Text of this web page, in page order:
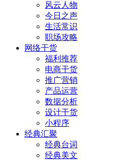
风云人物
今日之声
生活常识
职场攻略
网络干货
福利推荐
电商干货
推广营销
产品运营
数据分析
设计干货
小程序
经典汇聚
经典台词
经典美文